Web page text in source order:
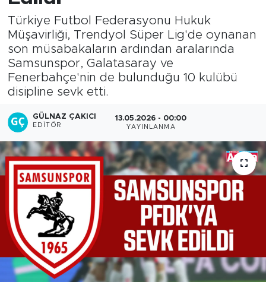
Türkiye Futbol Federasyonu Hukuk
Müşavirliği, Trendyol Süper Lig'de oynanan
son müsabakaların ardından aralarında
Samsunspor, Galatasaray ve
Fenerbahçe'nin de bulunduğu 10 kulübü
disipline sevk etti.
GÜLNAZ ÇAKICI
EDITÖR
13.05.2026 - 00:00
YAYINLANMA